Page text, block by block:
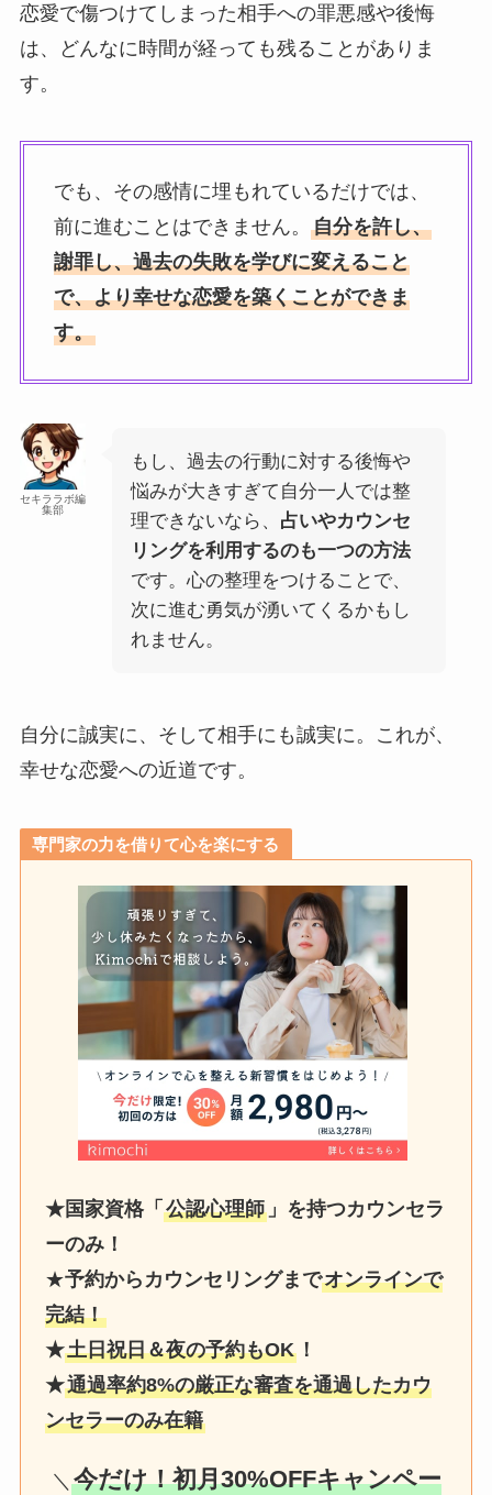
恋愛で傷つけてしまった相手への罪悪感や後悔
は、どんなに時間が経っても残ることがありま
す。
でも、その感情に埋もれているだけでは、
前に進むことはできません。 自分を許し、
謝罪し、過去の失敗を学びに変えること
で、より幸せな恋愛を築くことができま
す。
セキララボ編
集部
もし、過去の行動に対する後悔や
悩みが大きすぎて自分一人では整
理できないなら、 占いやカウンセ
リングを利用するのも一つの方法
です。心の整理をつけることで、
次に進む勇気が湧いてくるかもし
れません。
自分に誠実に、そして相手にも誠実に。これが、
幸せな恋愛への近道です。
専門家の力を借りて心を楽にする
★国家資格「公認心理師 」を持つカウンセラ
ーのみ！
★予約からカウンセリングまでオンラインで
完結！
★土日祝日＆夜の予約もOK ！
★通過率約8%の厳正な審査を通過したカウ
ンセラーのみ在籍
＼ 今だけ！初月30%OFFキャンペー